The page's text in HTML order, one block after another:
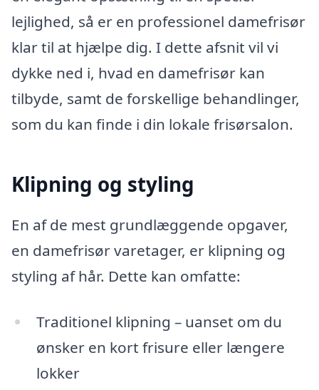
lejlighed, så er en professionel damefrisør
klar til at hjælpe dig. I dette afsnit vil vi
dykke ned i, hvad en damefrisør kan
tilbyde, samt de forskellige behandlinger,
som du kan finde i din lokale frisørsalon.
Klipning og styling
En af de mest grundlæggende opgaver,
en damefrisør varetager, er klipning og
styling af hår. Dette kan omfatte:
Traditionel klipning – uanset om du
ønsker en kort frisure eller længere
lokker